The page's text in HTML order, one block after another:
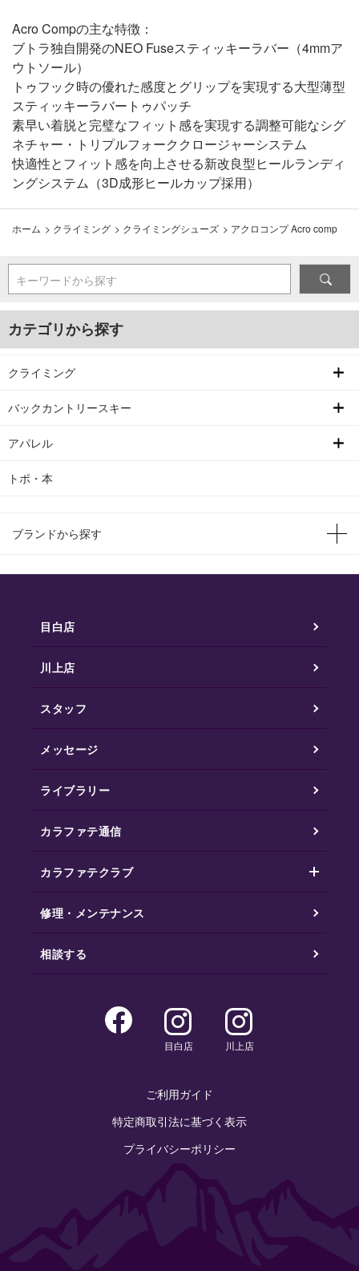
Acro Compの主な特徴：
ブトラ独自開発のNEO Fuseスティッキーラバー（4mmア
ウトソール）
トゥフック時の優れた感度とグリップを実現する大型薄型
スティッキーラバートゥパッチ
素早い着脱と完璧なフィット感を実現する調整可能なシグ
ネチャー・トリプルフォーククロージャーシステム
快適性とフィット感を向上させる新改良型ヒールランディ
ングシステム（3D成形ヒールカップ採用）
ホーム > クライミング > クライミングシューズ > アクロコンプ Acro comp
キーワードから探す
カテゴリから探す
クライミング
バックカントリースキー
アパレル
トポ・本
ブランドから探す
目白店
川上店
スタッフ
メッセージ
ライブラリー
カラファテ通信
カラファテクラブ
修理・メンテナンス
相談する
目白店 川上店
ご利用ガイド
特定商取引法に基づく表示
プライバシーポリシー